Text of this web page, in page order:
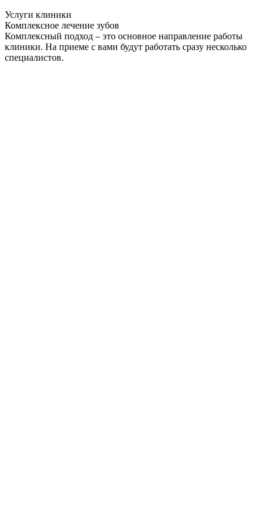
Услуги клиники
Комплексное лечение зубов
Комплексный подход – это основное направление работы
клиники. На приеме с вами будут работать сразу несколько
специалистов.